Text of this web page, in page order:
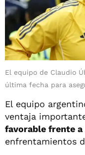
El equipo de Claudio
última fecha para
El equipo
ventaja
favorable frente a
enfrentamientos